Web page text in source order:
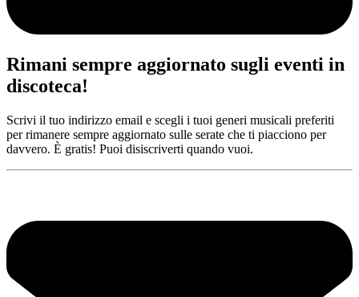
Rimani sempre aggiornato sugli eventi in
discoteca!
Scrivi il tuo indirizzo email e scegli i tuoi generi musicali preferiti
per rimanere sempre aggiornato sulle serate che ti piacciono per
davvero. È gratis! Puoi disiscriverti quando vuoi.